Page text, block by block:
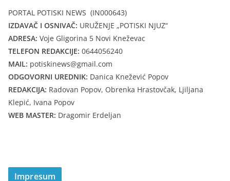
PORTAL POTISKI NEWS (IN000643)
IZDAVAČ I OSNIVAČ: URUŽENJE „POTISKI NJUZ“
ADRESA: Voje Gligorina 5 Novi Kneževac
TELEFON REDAKCIJE: 0644056240
MAIL: potiskinews@gmail.com
ODGOVORNI UREDNIK: Danica Knežević Popov
REDAKCIJA: Radovan Popov, Obrenka Hrastovčak, Ljiljana
Klepić, Ivana Popov
WEB MASTER: Dragomir Erdeljan
Impresum